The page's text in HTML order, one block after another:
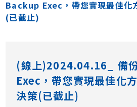
Backup Exec，帶您實現最佳化
(已截止)
(線上)2024.04.16_ 備
Exec，帶您實現最佳化
決策(已截止)